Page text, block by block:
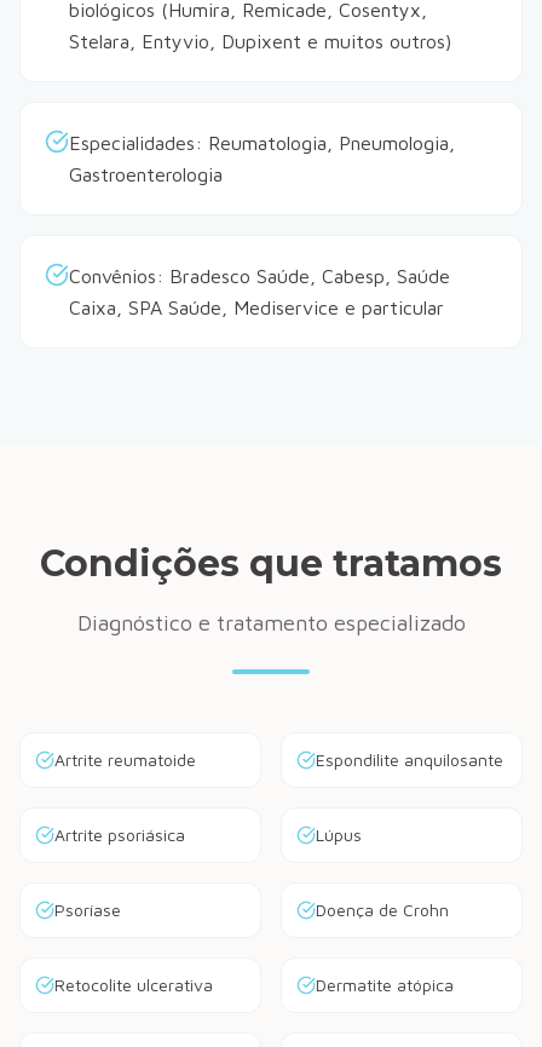
biológicos (Humira, Remicade, Cosentyx,
Stelara, Entyvio, Dupixent e muitos outros)
Especialidades: Reumatologia, Pneumologia,
Gastroenterologia
Convênios: Bradesco Saúde, Cabesp, Saúde
Caixa, SPA Saúde, Mediservice e particular
Condições que tratamos
Diagnóstico e tratamento especializado
Artrite reumatoide Espondilite anquilosante
Artrite psoriásica Lúpus
Psoríase Doença de Crohn
Retocolite ulcerativa Dermatite atópica